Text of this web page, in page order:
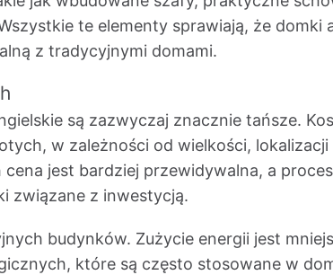
te elementy sprawiają, że domki
z tradycyjnymi domami.
są zazwyczaj znacznie tańsze.
w zależności od wielkości,
jest bardziej przewidywalna, a
związane z inwestycją.
budynków. Zużycie energii jest
które są często stosowane w